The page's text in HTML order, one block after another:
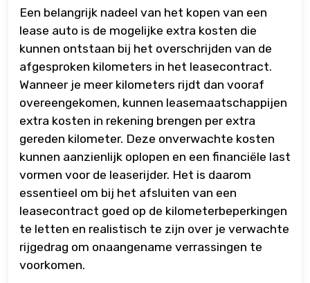
Een belangrijk nadeel van het kopen van een
lease auto is de mogelijke extra kosten die
kunnen ontstaan bij het overschrijden van de
afgesproken kilometers in het leasecontract.
Wanneer je meer kilometers rijdt dan vooraf
overeengekomen, kunnen leasemaatschappijen
extra kosten in rekening brengen per extra
gereden kilometer. Deze onverwachte kosten
kunnen aanzienlijk oplopen en een financiële last
vormen voor de leaserijder. Het is daarom
essentieel om bij het afsluiten van een
leasecontract goed op de kilometerbeperkingen
te letten en realistisch te zijn over je verwachte
rijgedrag om onaangename verrassingen te
voorkomen.